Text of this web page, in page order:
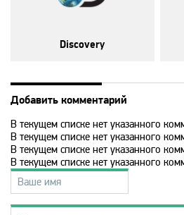
Disney
DTX
Europa Plus TV
Fox Life
Discovery
Добавить комментарий
В текущем списке нет указанного
В текущем списке нет указанного
В текущем списке нет указанного
В текущем списке нет указанного